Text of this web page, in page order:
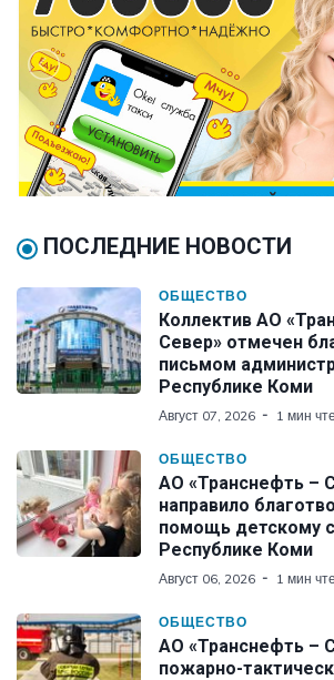
ПОСЛЕДНИЕ НОВОСТИ
ОБЩЕСТВО
Коллектив АО
Север» отмечен
письмом
Республике Коми
Август 07, 2026 1 мин
ОБЩЕСТВО
АО «Транснефть –
направило
помощь детскому
Республике Коми
Август 06, 2026 1 мин
ОБЩЕСТВО
АО «Транснефть –
пожарно-